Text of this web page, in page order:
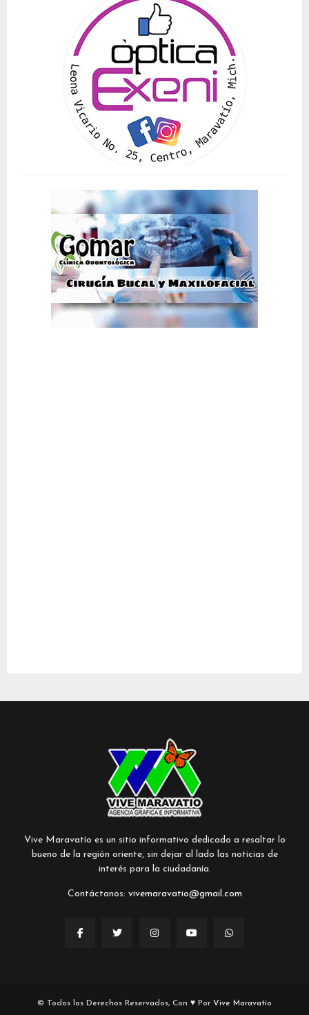
Vive Maravatío es un sitio informativo dedicado a resaltar lo
bueno de la región oriente, sin dejar al lado las noticias de
interés para la ciudadanía.
Contáctanos: vivemaravatio@gmail.com
© Todos los Derechos Reservados, Con ♥ Por Vive Maravatío